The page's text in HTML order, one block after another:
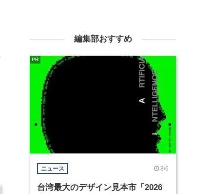
編集部おすすめ
ニュース 8/6
台湾最大のデザイン見本市「2026
PR